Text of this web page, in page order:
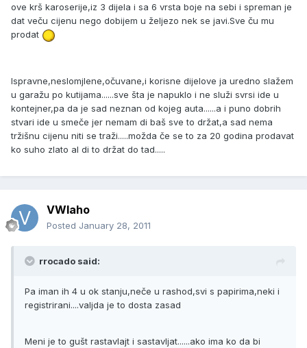
ove krš karoserije,iz 3 dijela i sa 6 vrsta boje na sebi i spreman je
dat veču cijenu nego dobijem u željezo nek se javi.Sve ču mu
prodat
Ispravne,neslomjlene,očuvane,i korisne dijelove ja uredno slažem
u garažu po kutijama......sve šta je napuklo i ne služi svrsi ide u
kontejner,pa da je sad neznan od kojeg auta......a i puno dobrih
stvari ide u smeče jer nemam di baš sve to držat,a sad nema
tržišnu cijenu niti se traži.....možda če se to za 20 godina prodavat
ko suho zlato al di to držat do tad.....
VWlaho
Posted January 28, 2011
rrocado said:
Pa iman ih 4 u ok stanju,neče u rashod,svi s papirima,neki i
registrirani....valjda je to dosta zasad
Meni je to gušt rastavlajt i sastavljat......ako ima ko da bi